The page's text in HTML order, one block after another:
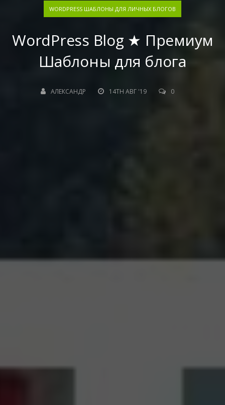
WORDPRESS ШАБЛОНЫ ДЛЯ ЛИЧНЫХ БЛОГОВ
WordPress Blog ★ Премиум
Шаблоны для блога
АЛЕКСАНДР 14TH АВГ '19 0